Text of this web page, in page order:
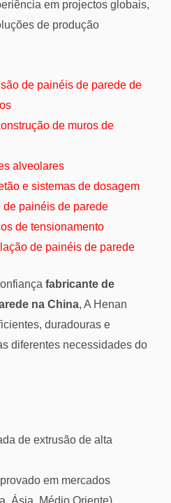
em projectos globais,
de produção
de painéis de parede de
de muros de
alveolares
e sistemas de dosagem
de painéis de parede
de tensionamento
de painéis de parede
fabricante de
na China, A Henan
duradouras e
diferentes necessidades do
de extrusão de alta
em mercados
Ásia, Médio Oriente)